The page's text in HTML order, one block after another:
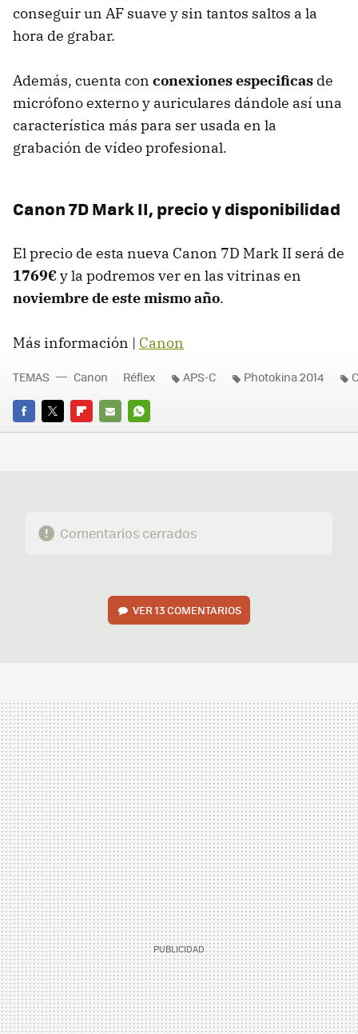
conseguir un AF suave y sin tantos saltos a la
hora de grabar.
Además, cuenta con conexiones especificas de
micrófono externo y auriculares dándole así una
característica más para ser usada en la
grabación de vídeo profesional.
Canon 7D Mark II, precio y disponibilidad
El precio de esta nueva Canon 7D Mark II será de
1769€y la podremos ver en las vitrinas en
noviembre de este mismo año.
Más información | Canon
FACEBOOK
TWITTERFLIPBOARD
E-
WHATSAPP
TEMAS Canon Réflex APS-C Photokina 2014
Comentarios cerrados
VER 13 COMENTARIOS